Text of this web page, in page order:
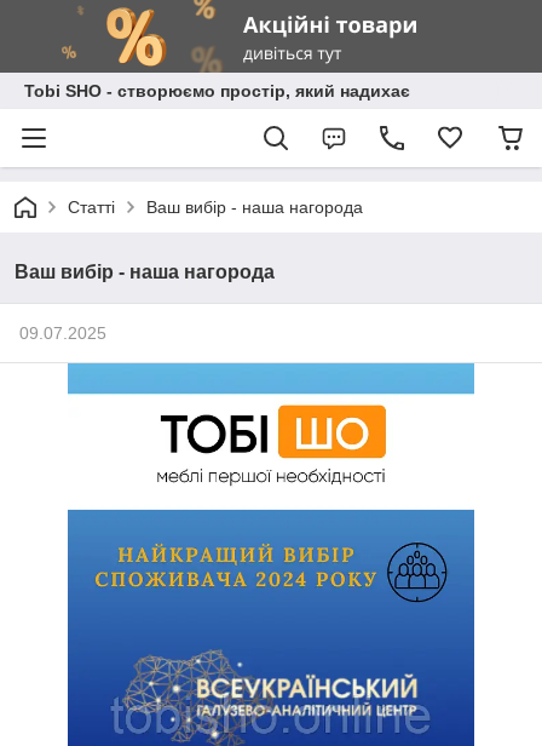
Tobi SHO - створюємо простір, який надихає
Статті Ваш вибір - наша нагорода
Ваш вибір - наша нагорода
09.07.2025